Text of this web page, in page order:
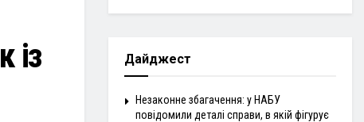
із
Дайджест
Незаконне збагачення: у НАБУ
повідомили деталі справи, в якій фігурує